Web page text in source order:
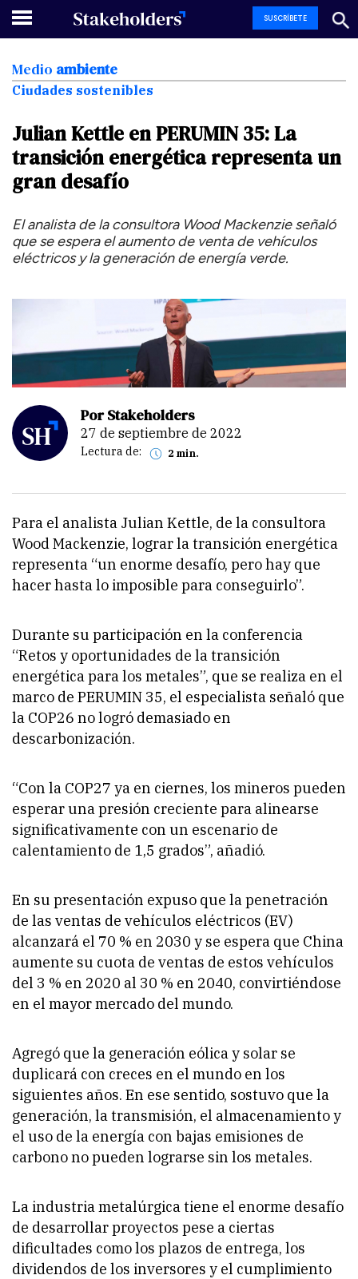
SUSCRÍBETE
Medio ambiente
Ciudades sostenibles
JulianKettle enPERUMIN 35:La
transición energética representa un
gran desafío
El analista de la consultora Wood Mackenzie señaló
que se espera el aumento de venta de vehículos
eléctricos y la generación de energía verde.
Por Stakeholders
27 de septiembre de 2022
Lectura de: 2 min.
Para el analista Julian Kettle, de la consultora
Wood Mackenzie, lograr la transición energética
representa “un enorme desafío, pero hay que
hacer hasta lo imposible para conseguirlo”.
Durante su participación en la conferencia
“Retos y oportunidades de la transición
energética para los metales”, que se realiza en el
marco de PERUMIN 35, el especialista señaló que
la COP26 no logró demasiado en
descarbonización.
“Con la COP27 ya en ciernes, los mineros pueden
esperar una presión creciente para alinearse
significativamente con un escenario de
calentamiento de 1,5 grados”, añadió.
En su presentación expuso que la penetración
de las ventas de vehículos eléctricos (EV)
alcanzará el 70 % en 2030 y se espera que China
aumente su cuota de ventas de estos vehículos
del 3 % en 2020 al 30 % en 2040, convirtiéndose
en el mayor mercado del mundo.
Agregó que la generación eólica y solar se
duplicará con creces en el mundo en los
siguientes años. En ese sentido, sostuvo que la
generación, la transmisión, el almacenamiento y
el uso de la energía con bajas emisiones de
carbono no pueden lograrse sin los metales.
La industria metalúrgica tiene el enorme desafío
de desarrollar proyectos pese a ciertas
dificultades como los plazos de entrega, los
dividendos de los inversores y el cumplimiento